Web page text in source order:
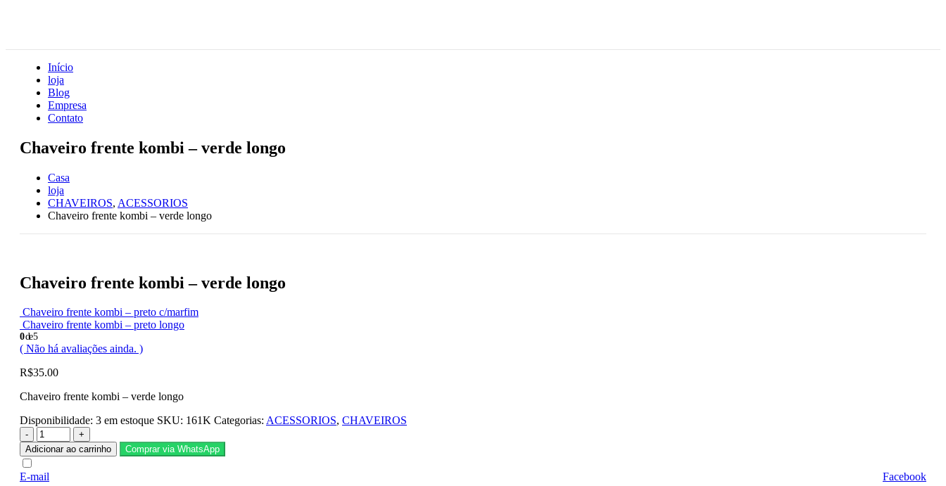
Início
loja
Blog
Empresa
Contato
Chaveiro frente kombi – verde longo
Casa
loja
CHAVEIROS, ACESSORIOS
Chaveiro frente kombi – verde longo
Chaveiro frente kombi – verde longo
Chaveiro frente kombi – preto c/marfim
Chaveiro frente kombi – preto longo
0de 5
( Não há avaliações ainda. )
R$35.00
Chaveiro frente kombi – verde longo
Disponibilidade: 3 em estoque SKU: 161K Categorias: ACESSORIOS, CHAVEIROS
-
+
Adicionar ao carrinho
Comprar via WhatsApp
Facebook
E-mail